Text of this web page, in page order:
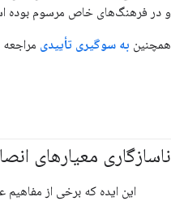
و در فرهنگ‌های خاص مرسوم بوده
همچنین به سوگیری تأییدی مراجعه
ناسازگاری معیارهای
#مسئولیت_پذیر #متریک
این ایده که برخی از مفاهیم